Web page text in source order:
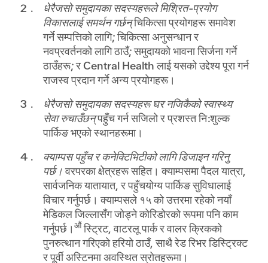
धेरैजसो समुदायका सदस्यहरूले मिश्रित-प्रयोग
विकासलाई समर्थन गर्छन्चिकित्सा प्रयोगहरू समावेश
गर्ने सम्पत्तिको लागि; चिकित्सा अनुसन्धान र
नवप्रवर्तनको लागि ठाउँ; समुदायको भावना सिर्जना गर्ने
ठाउँहरू; र Central Health लाई यसको उद्देश्य पूरा गर्न
राजस्व प्रदान गर्ने अन्य प्रयोगहरू।
धेरैजसो समुदायका सदस्यहरू घर नजिकैको स्वास्थ्य
सेवा रुचाउँछन्पहुँच गर्न सजिलो र प्रशस्त नि:शुल्क
पार्किङ भएको स्थानहरूमा।
क्याम्पस पहुँच र कनेक्टिभिटीको लागि डिजाइन गरिनु
पर्छ।वरपरका क्षेत्रहरू सहित। क्याम्पसमा पैदल यात्रा,
सार्वजनिक यातायात, र पहुँचयोग्य पार्किङ सुविधालाई
विचार गर्नुपर्छ। क्याम्पसले १५ को उत्तरमा रहेको नयाँ
मेडिकल जिल्लासँग जोड्ने कोरिडोरको रूपमा पनि काम
गर्नुपर्छ। औंस्ट्रिट, वाटरलू पार्क र वालर क्रिकको
पुनरुत्थान गरिएको हरियो ठाउँ, साथै रेड रिभर डिस्ट्रिक्ट
र पूर्वी अस्टिनमा अवस्थित स्रोतहरूमा।